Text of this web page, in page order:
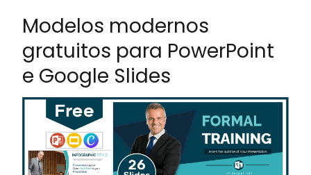
Modelos modernos
gratuitos para PowerPoint
e Google Slides